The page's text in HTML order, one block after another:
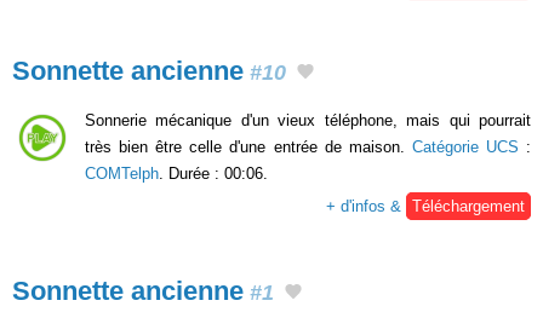
Sonnette ancienne #10
Sonnerie mécanique d'un vieux téléphone, mais qui pourrait
très bien être celle d'une entrée de maison. Catégorie UCS :
COMTelph . Durée : 00:06.
+ d'infos &
Téléchargement
Sonnette ancienne #1